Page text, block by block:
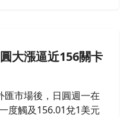
大漲逼近156關卡
匯市場後，日圓週一在
度觸及156.01兌1美元